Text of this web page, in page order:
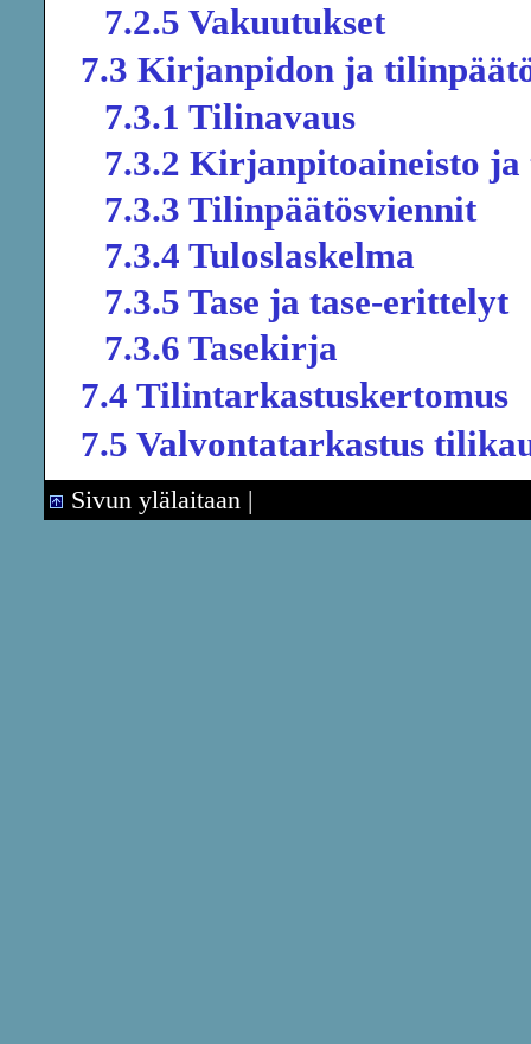
7.2.5 Vakuutukset
7.3 Kirjanpidon ja
7.3.1 Tilinavaus
7.3.2 Kirjanpitoaineisto
7.3.3 Tilinpäätösviennit
7.3.4 Tuloslaskelma
7.3.5 Tase ja tase-erittelyt
7.3.6 Tasekirja
7.4 Tilintarkastuskertomus
7.5 Valvontatarkastus
Sivun ylälaitaan |